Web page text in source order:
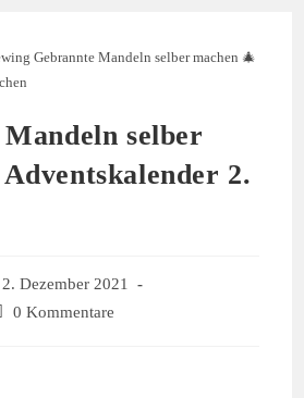
selber
2.
2. Dezember 2021
Beitrags-
0 Kommentare